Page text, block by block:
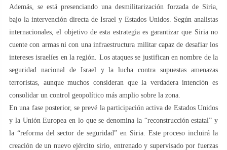
Además, se está presenciando una desmilitarización forzada de Siria,
bajo la intervención directa de Israel y Estados Unidos. Según analistas
internacionales, el objetivo de esta estrategia es garantizar que Siria no
cuente con armas ni con una infraestructura militar capaz de desafiar los
intereses israelíes en la región. Los ataques se justifican en nombre de la
seguridad nacional de Israel y la lucha contra supuestas amenazas
terroristas, aunque muchos consideran que la verdadera intención es
consolidar un control geopolítico más amplio sobre la zona.
En una fase posterior, se prevé la participación activa de Estados Unidos
y la Unión Europea en lo que se denomina la “reconstrucción estatal” y
la “reforma del sector de seguridad” en Siria. Este proceso incluirá la
creación de un nuevo ejército sirio, entrenado y supervisado por fuerzas